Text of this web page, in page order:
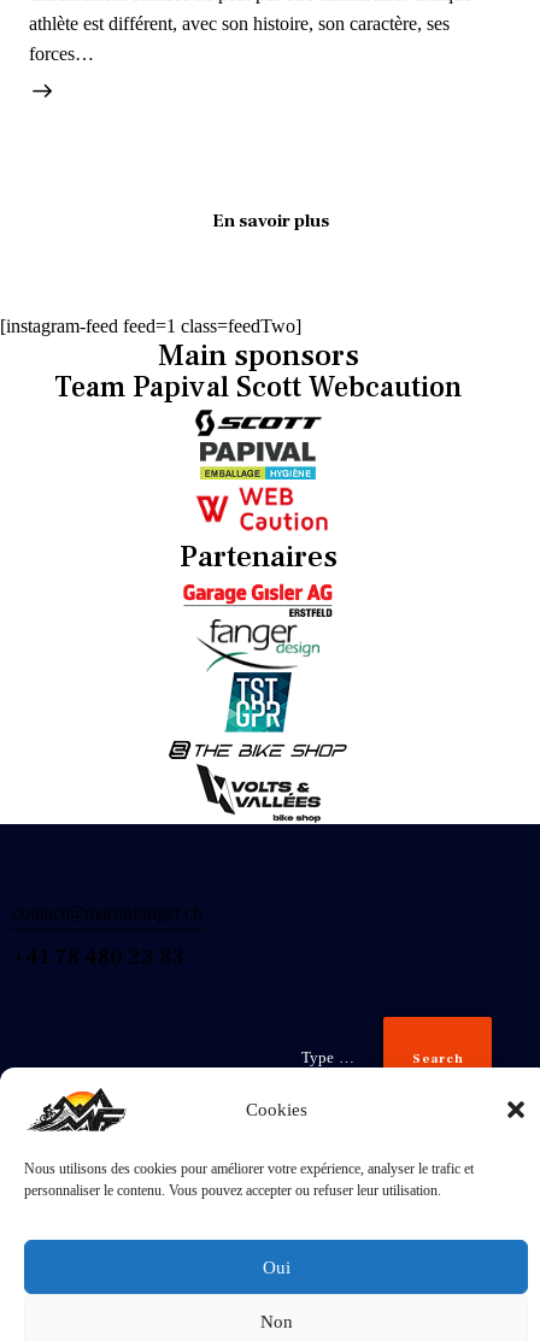
Cookies
Nous utilisons des cookies pour améliorer votre expérience, analyser le trafic et
personnaliser le contenu. Vous pouvez accepter ou refuser leur utilisation.
Oui
Non
athlète est différent, avec son histoire, son caractère, ses
forces…
En savoir plus
[instagram-feed feed=1 class=feedTwo]
Main sponsors
Team Papival Scott Webcaution
Partenaires
contact@martinfanger.ch
+41 78 480 23 83
Search
Inscris-
toi
J'accepte laPolitique de confidentialité.